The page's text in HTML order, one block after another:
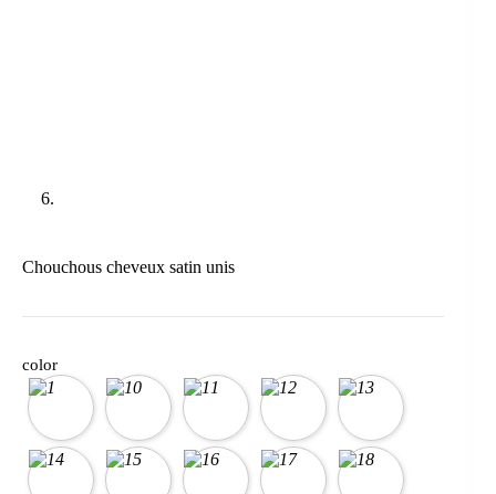
Chouchous cheveux satin unis
color